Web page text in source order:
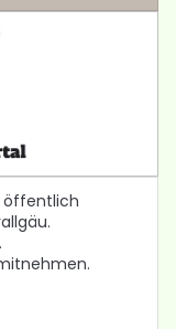
öffentlich